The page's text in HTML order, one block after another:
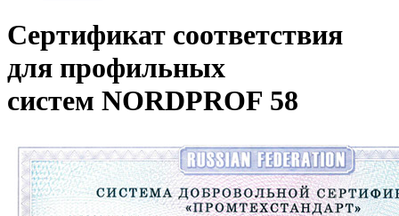
Сертификат соответствия
для профильных
систем NORDPROF 58